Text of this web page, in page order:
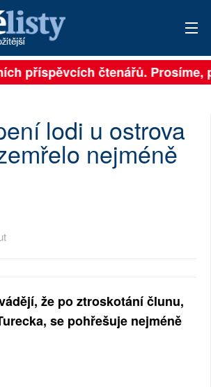
příspěvcích čtenářů. Prosíme,
lodi u ostrova
nejméně
že po ztroskotání člunu,
se pohřešuje nejméně